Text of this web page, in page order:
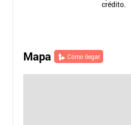
crédito.
Mapa Cómo llegar